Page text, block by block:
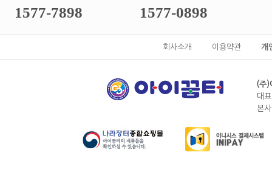
1577-7898 1577-0898
회사소개 이용약관 개
(주)
대
본